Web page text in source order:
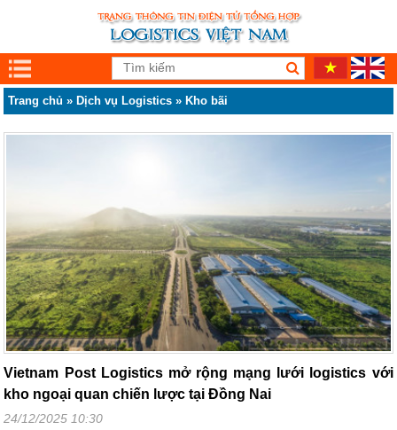
Trang chủ » Dịch vụ Logistics » Kho bãi
Vietnam Post Logistics mở rộng mạng lưới logistics với
kho ngoại quan chiến lược tại Đồng Nai
24/12/2025 10:30